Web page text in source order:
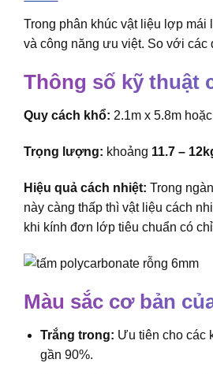
Trong phân khúc vật liệu lợp mái
và công năng ưu việt. So với
Thông số kỹ thuật
Quy cách khổ: 2.1m x 5.8m
Trọng lượng: khoảng 11.7 –
Hiệu quả cách nhiệt: Trong
này càng thấp thì vật liệu cách
khi kính đơn lớp tiêu chuẩn có
Màu sắc cơ bản
Trắng trong: Ưu tiên cho các
gần 90%.